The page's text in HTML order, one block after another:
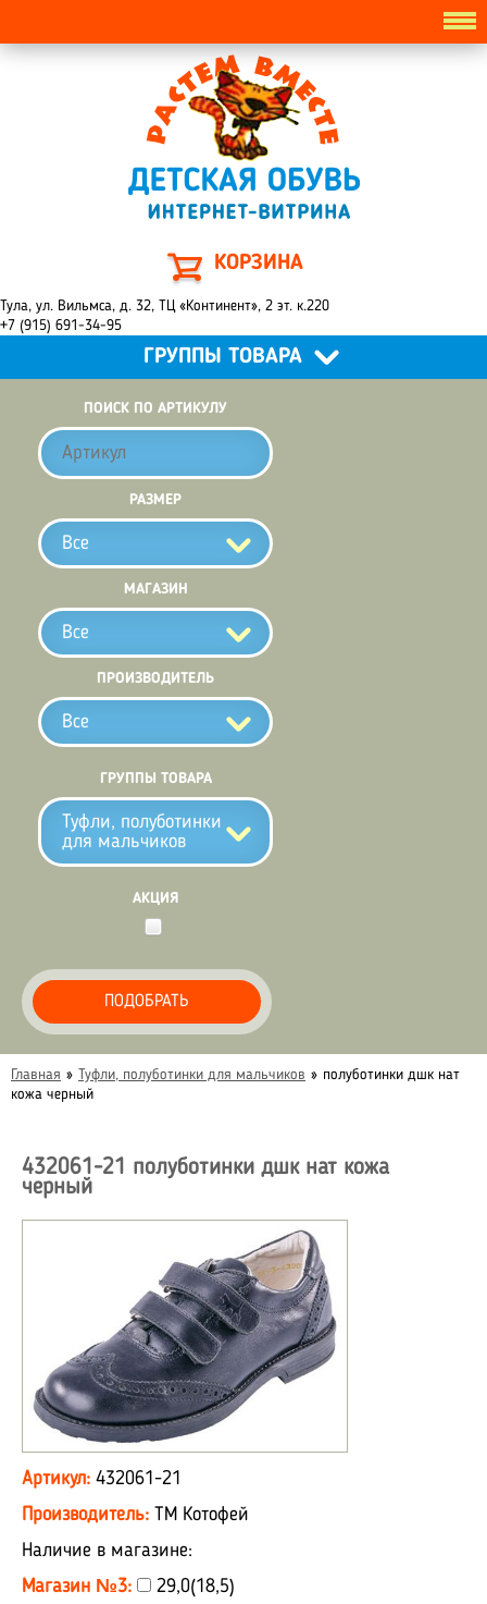
КОРЗИНА
Тула, ул. Вильмса, д. 32, ТЦ «Континент», 2 эт. к.220
+7 (915) 691-34-95
ГРУППЫ ТОВАРА
ПОИСК ПО АРТИКУЛУ
РАЗМЕР
Все
МАГАЗИН
Все
ПРОИЗВОДИТЕЛЬ
Все
ГРУППЫ ТОВАРА
Туфли, полуботинки
для мальчиков
АКЦИЯ
ПОДОБРАТЬ
Главная » Туфли, полуботинки для мальчиков » полуботинки дшк нат
кожа черный
432061-21 полуботинки дшк нат кожа
черный
Артикул: 432061-21
Производитель: ТМ Котофей
Наличие в магазине:
Магазин №3:
29,0(18,5)